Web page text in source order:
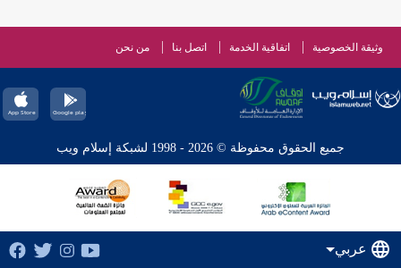
وثيقة الخصوصية اتفاقية الخدمة اتصل بنا من نحن
جميع الحقوق محفوظة © 2026 - 1998 لشبكة إسلام ويب
عربي